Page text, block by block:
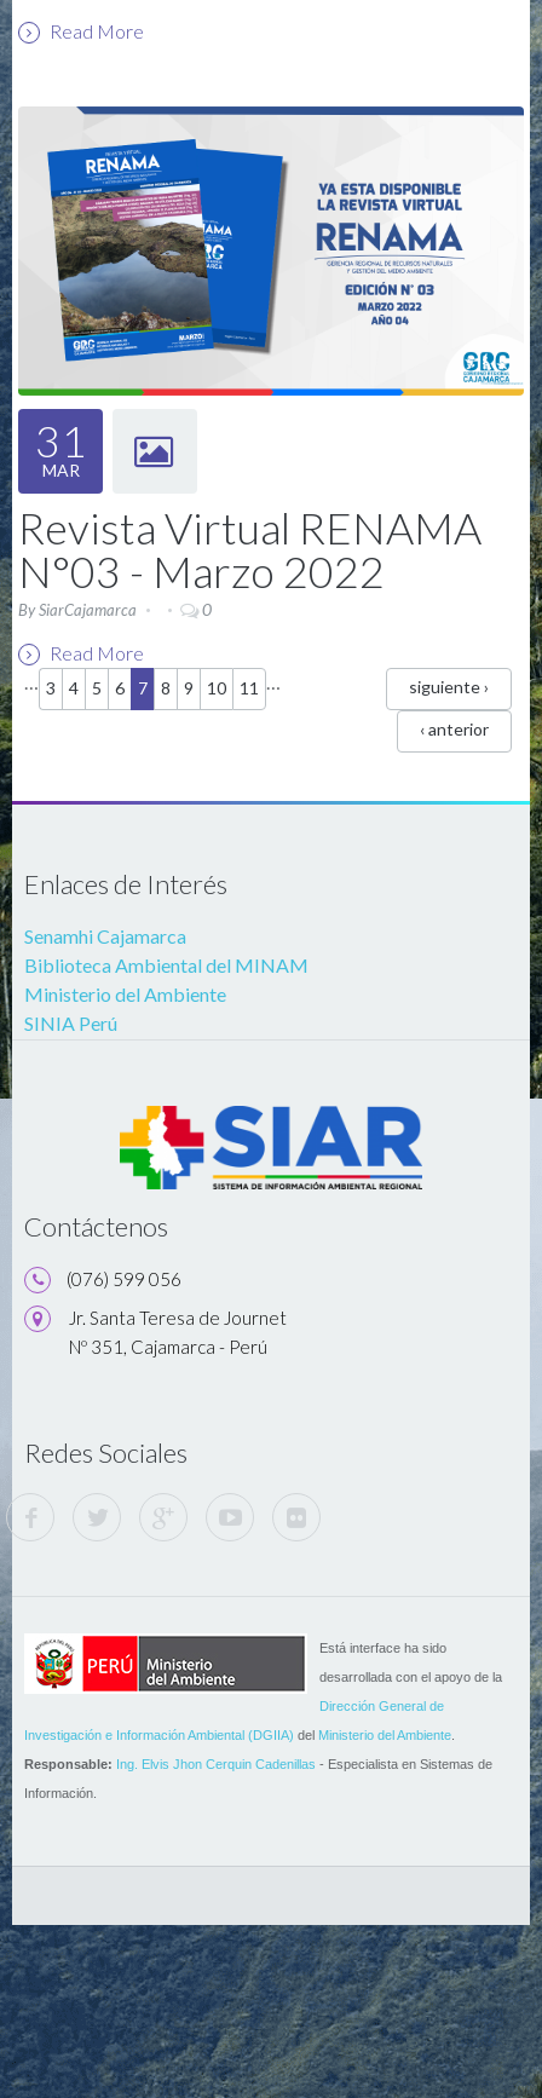
Read More
31
MAR
Revista Virtual RENAMA
N°03 - Marzo 2022
BySiarCajamarca 0
Read More
Páginas siguiente ›
… 3 4 5 6 7 8 9 10 11 …
‹ anterior
Enlaces de Interés
Senamhi Cajamarca
Biblioteca Ambiental del MINAM
Ministerio del Ambiente
SINIA Perú
Contáctenos
(076) 599 056
Jr. Santa Teresa de Journet
Nº 351, Cajamarca - Perú
Redes Sociales
Está interface ha sido
desarrollada con el apoyo de la
Dirección General de
Investigación e Información Ambiental (DGIIA) del Ministerio del Ambiente
Responsable: Ing. Elvis Jhon Cerquin Cadenillas - Especialista en Sistemas de
Información.